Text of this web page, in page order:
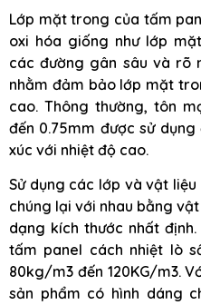
Lớp mặt trong của tấm
oxi hóa giống như lớp
các đường gân sâu và rõ
nhằm đảm bảo lớp mặt
cao. Thông thường, tôn
đến 0.75mm được sử
xúc với nhiệt độ cao.
Sử dụng các lớp và vật
chúng lại với nhau bằng
dạng kích thước nhất
tấm panel cách nhiệt lò
80kg/m3 đến 120KG/m3.
sản phẩm có hình dáng